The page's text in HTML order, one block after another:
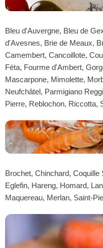
Bleu d'Auvergne, Bleu de
d'Avesnes, Brie de Meaux,
Camembert, Cancoillote,
Féta, Fourme d'Ambert,
Mascarpone, Mimolette,
Neufchâtel, Parmigiano
Pierre, Reblochon, Riccotta,
Brochet, Chinchard,
Eglefin, Hareng, Homard,
Maquereau, Merlan, Saint-